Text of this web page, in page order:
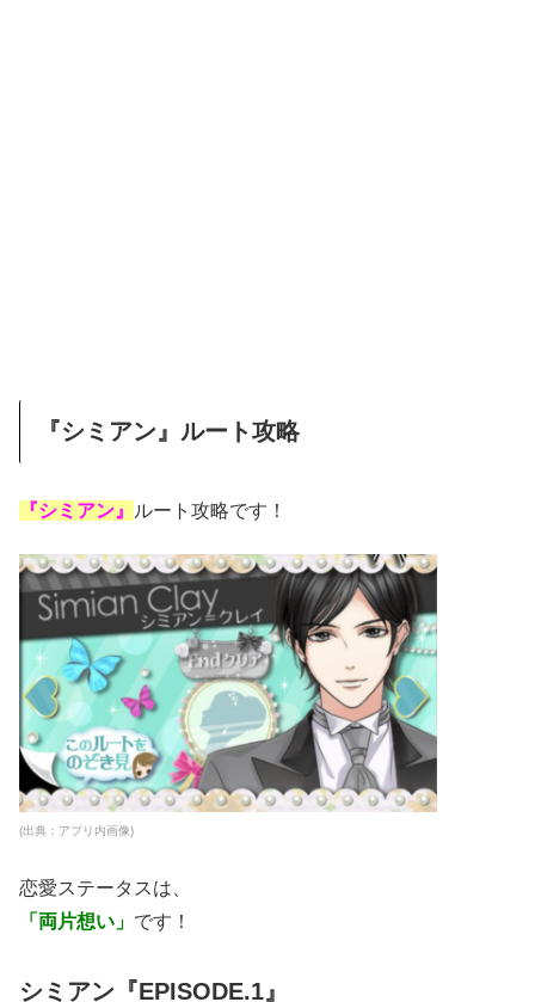
『シミアン』ルート攻略
『シミアン』 ルート攻略です！
(出典：アプリ内画像)
恋愛ステータスは、
「両片想い」 です！
シミアン『EPISODE.1』